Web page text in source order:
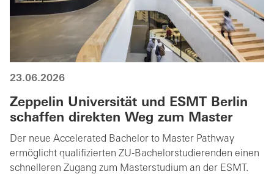
23.06.2026
Zeppelin Universität und ESMT Berlin
schaffen direkten Weg zum Master
Der neue Accelerated Bachelor to Master Pathway
ermöglicht qualifizierten ZU-Bachelorstudierenden einen
schnelleren Zugang zum Masterstudium an der ESMT.